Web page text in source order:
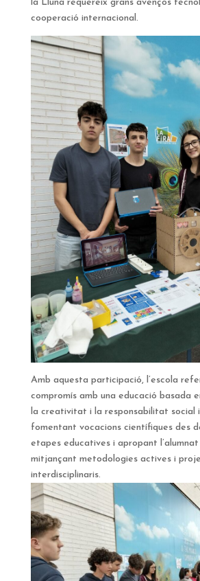
la Lluna requereix grans avenços
cooperació internacional.
Amb aquesta participació, l’escola
compromís amb una educació basada
la creativitat i la responsabilitat social
fomentant vocacions científiques des
etapes educatives i apropant
mitjançant metodologies actives i
interdisciplinaris.